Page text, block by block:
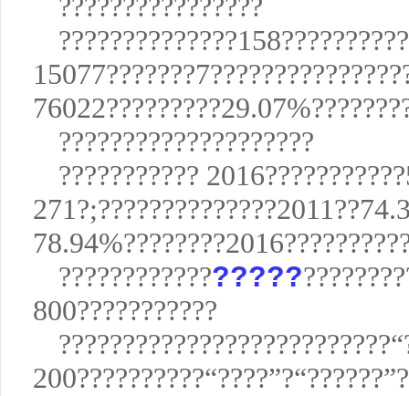
????????????????????
???????????
?????????????????
800???????????